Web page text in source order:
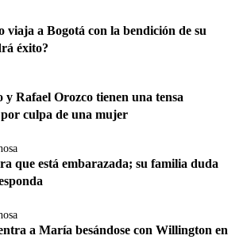
viaja a Bogotá con la bendición de su
éxito?
y Rafael Orozco tienen una tensa
culpa de una mujer
que está embarazada; su familia duda
a María besándose con Willington en